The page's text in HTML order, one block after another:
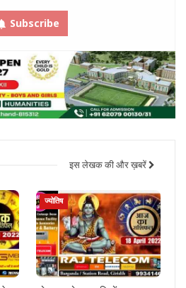
Subscribe
इस लेखक की और ख़बरें
ज्योतिष